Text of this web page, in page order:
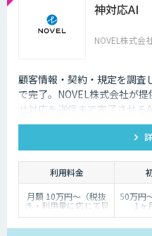
神対応AI
NOVEL株式会
顧客情報・契約・規定を調査
で完了。NOVEL株式会社が
せ対応を送信まで完了させる
契約・規定を突き合わせて回
下書き止めかを選べます。
利用料金
月額 10万円〜（税抜
き・利用量に応じて見
積り）
50万円
1ヶ